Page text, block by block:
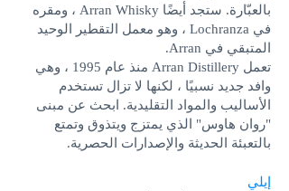
بالعبّارة. ستجد أيضًا Arran Whisky ، ومقره
في Lochranza ، وهو معمل التقطير الوحيد
المتبقي في Arran.
تعمل Arran Distillery منذ عام 1995 ، وهي
وافد جديد نسبيًا ، لكنها لا تزال تستخدم
الأساليب والمواد التقليدية. ابحث عن مبنى
"روان هاوس" الذي يمتزج ويتذوق وتمتع
بالتعبئة الحديثة والإصدارات الحصرية.
إيلي